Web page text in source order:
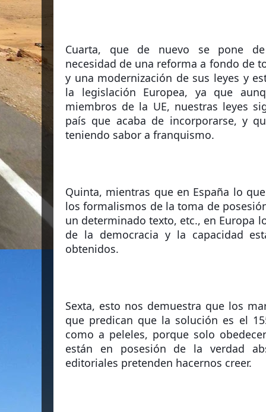
Cuarta, que de nuevo se pone
necesidad de una reforma a fondo de
y una modernización de sus leyes y
la legislación Europea, ya que
miembros de la UE, nuestras leyes
país que acaba de incorporarse, y
teniendo sabor a franquismo.
Quinta, mientras que en España lo
los formalismos de la toma de
un determinado texto, etc., en Europa
de la democracia y la capacidad
obtenidos.
Sexta, esto nos demuestra que los
que predican que la solución es el
como a peleles, porque solo
están en posesión de la verdad
editoriales pretenden hacernos creer.